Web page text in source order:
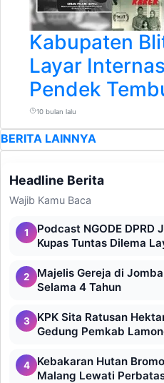
Kabupaten
Layar
Pendek
10 bulan lalu
BERITA LAINNYA
Headline Berita
Wajib Kamu Baca
1
Podcast NGODE
Kupas Tuntas Dilema
2
Majelis Gereja di
Selama 4 Tahun
3
KPK Sita Ratusan
Gedung Pemkab
4
Kebakaran Hutan
Malang Lewati